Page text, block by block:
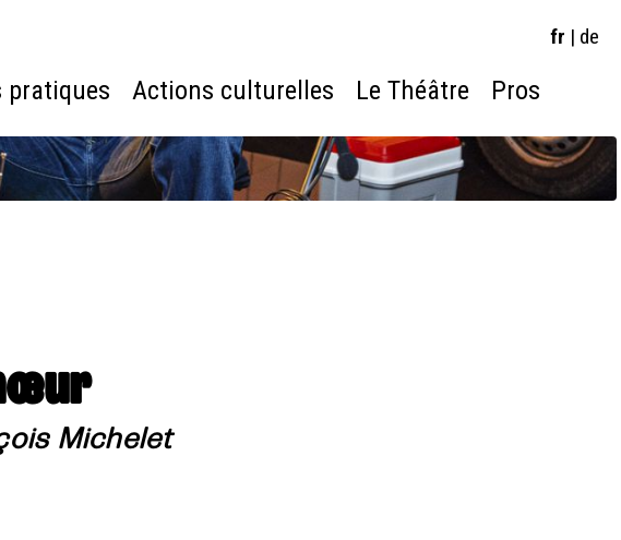
fr | de
pratiques Actions culturelles Le Théâtre Pros
Michelet